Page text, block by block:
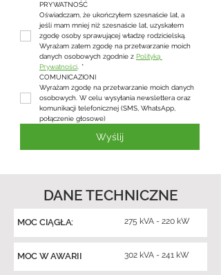
PRYWATNOŚĆ
Oświadczam, że ukończyłem szesnaście lat, a
jeśli mam mniej niż szesnaście lat, uzyskałem
zgodę osoby sprawującej władzę rodzicielską.
Wyrażam zatem zgodę na przetwarzanie moich
danych osobowych zgodnie z Polityką
Prywatności *
COMUNICAZIONI
Wyrażam zgodę na przetwarzanie moich danych
osobowych. W celu wysyłania newslettera oraz
komunikacji telefonicznej (SMS, WhatsApp,
połączenie głosowe)
Wyślij
DANE TECHNICZNE
MOC CIĄGŁA: 275 kVA - 220 kW
MOC W AWARII 302 kVA - 241 kW